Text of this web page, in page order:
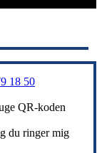
18 50
QR-koden
du ringer mig